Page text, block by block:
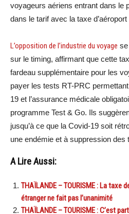
voyageurs aériens entrant dans le
dans le tarif avec la taxe
L’opposition de l’industrie du voyage
sur le timing, affirmant que cette
fardeau supplémentaire pour les
payer les tests RT-PRC
19 et l’assurance médicale
programme Test & Go. Ils
jusqu’à ce que la Covid-19 soit
une endémie et à suppression des
A Lire Aussi:
THAÏLANDE – TOURISME : La taxe
étranger ne fait pas l’unanimité
THAÏLANDE – TOURISME : C’est